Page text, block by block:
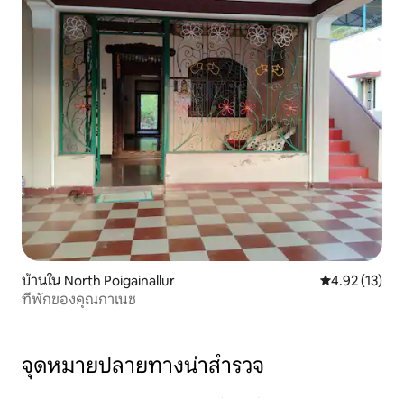
บ้านใน North Poigainallur คะแนนเฉลี่ย
4.92 (13)
ที่พักของคุณกาเนช
จุดหมายปลายทางน่าสำรวจ